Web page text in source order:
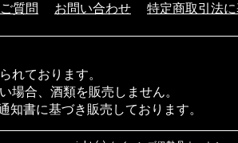
質問 お問い合わせ 特定商取引法
れております。
場合、酒類を販売しません。
知書に基づき販売しております。